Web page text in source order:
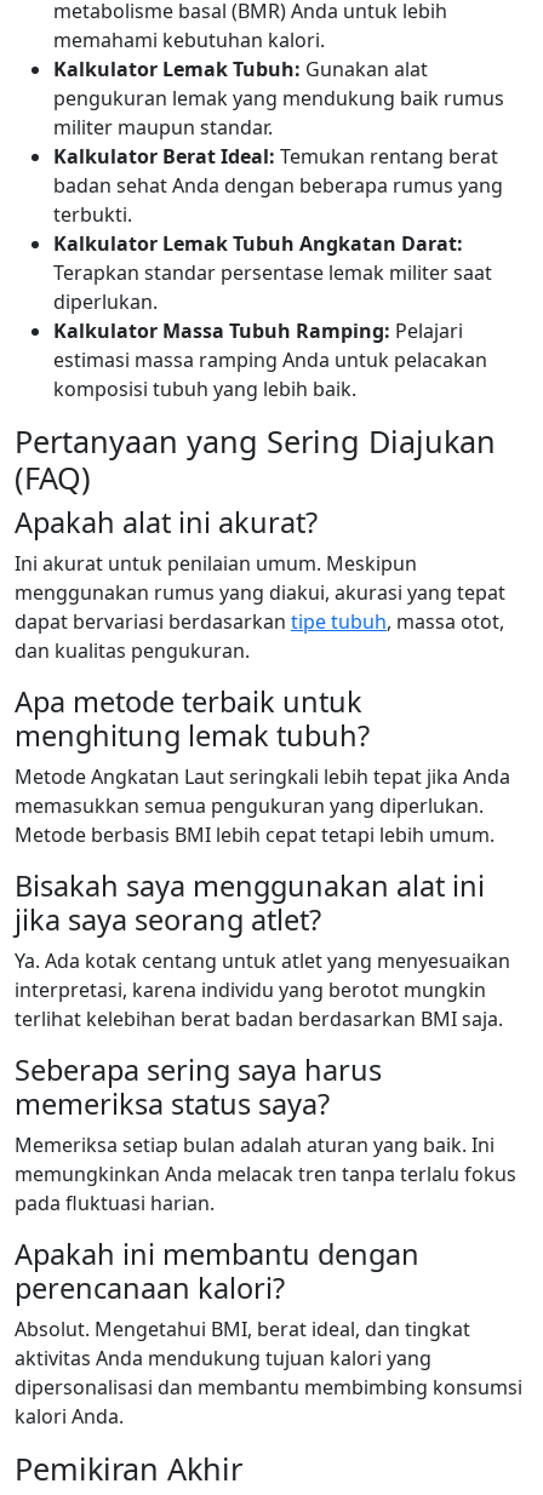
metabolisme basal (BMR) Anda untuk lebih
memahami kebutuhan kalori.
Kalkulator Lemak Tubuh: Gunakan alat
pengukuran lemak yang mendukung baik rumus
militer maupun standar.
Kalkulator Berat Ideal: Temukan rentang berat
badan sehat Anda dengan beberapa rumus yang
terbukti.
Kalkulator Lemak Tubuh Angkatan Darat:
Terapkan standar persentase lemak militer saat
diperlukan.
Kalkulator Massa Tubuh Ramping: Pelajari
estimasi massa ramping Anda untuk pelacakan
komposisi tubuh yang lebih baik.
Pertanyaan yang Sering Diajukan
(FAQ)
Apakah alat ini akurat?
Ini akurat untuk penilaian umum. Meskipun
menggunakan rumus yang diakui, akurasi yang tepat
dapat bervariasi berdasarkan tipe tubuh, massa otot,
dan kualitas pengukuran.
Apa metode terbaik untuk
menghitung lemak tubuh?
Metode Angkatan Laut seringkali lebih tepat jika Anda
memasukkan semua pengukuran yang diperlukan.
Metode berbasis BMI lebih cepat tetapi lebih umum.
Bisakah saya menggunakan alat ini
jika saya seorang atlet?
Ya. Ada kotak centang untuk atlet yang menyesuaikan
interpretasi, karena individu yang berotot mungkin
terlihat kelebihan berat badan berdasarkan BMI saja.
Seberapa sering saya harus
memeriksa status saya?
Memeriksa setiap bulan adalah aturan yang baik. Ini
memungkinkan Anda melacak tren tanpa terlalu fokus
pada fluktuasi harian.
Apakah ini membantu dengan
perencanaan kalori?
Absolut. Mengetahui BMI, berat ideal, dan tingkat
aktivitas Anda mendukung tujuan kalori yang
dipersonalisasi dan membantu membimbing konsumsi
kalori Anda.
Pemikiran Akhir